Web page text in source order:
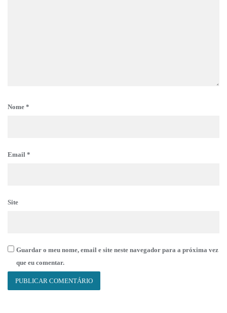
Nome *
Email *
Site
Guardar o meu nome, email e site neste navegador para a próxima vez
que eu comentar.